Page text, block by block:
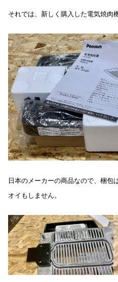
それでは、新しく購入した電気焼肉
日本のメーカーの商品なので、梱包
オイもしません。